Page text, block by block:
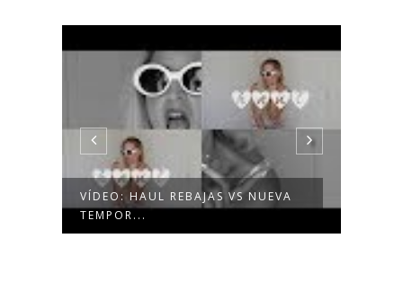
VÍDEO: HAUL REBAJAS VS NUEVA
TEMPOR...